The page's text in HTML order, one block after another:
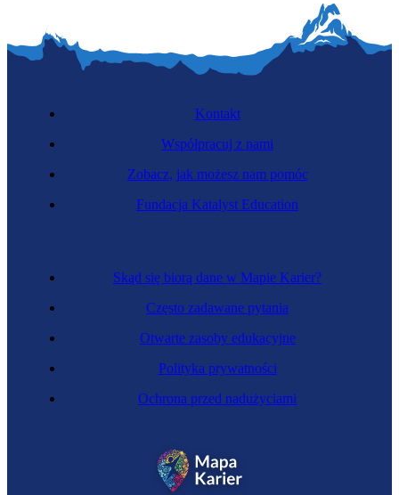
Specjalista animacji
Skąd się biorą dane w Mapie Karier?
Często zadawane pytania
Otwarte zasoby edukacyjne
Polityka prywatności
Ochrona przed nadużyciami
Kontakt
Współpracuj z nami
Zobacz, jak możesz nam pomóc
Fundacja Katalyst Education